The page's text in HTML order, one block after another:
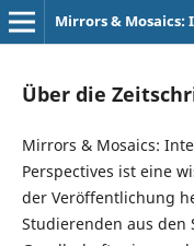
Über die
Mirrors & Mosaics:
Perspectives ist eine
der Veröffentlichung
Studierenden aus den